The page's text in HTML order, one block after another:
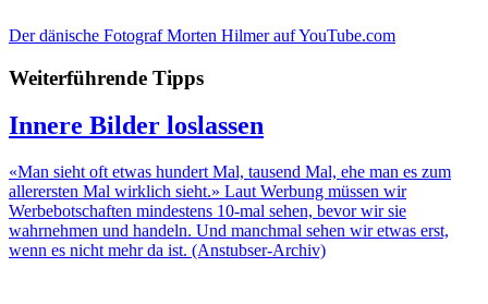
Der dänische Fotograf Morten Hilmer auf YouTube.com
Weiterführende Tipps
Innere Bilder loslassen
«Man sieht oft etwas hundert Mal, tausend Mal, ehe man es zum
allerersten Mal wirklich sieht.» Laut Werbung müssen wir
Werbebotschaften mindestens 10-mal sehen, bevor wir sie
wahrnehmen und handeln. Und manchmal sehen wir etwas erst,
wenn es nicht mehr da ist. (Anstubser-Archiv)